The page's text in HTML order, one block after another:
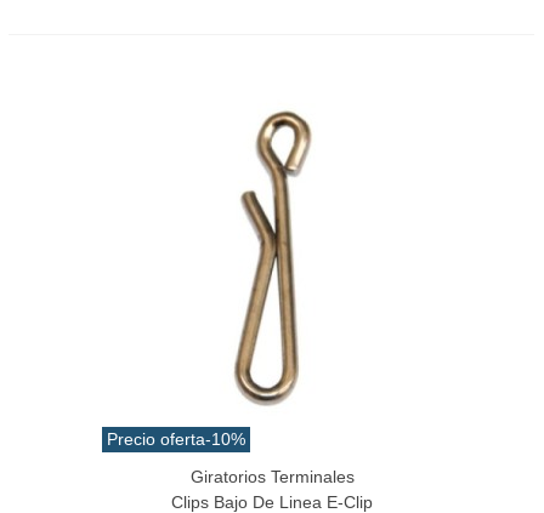
Precio oferta-10%
Giratorios Terminales
Clips Bajo De Linea E-Clip